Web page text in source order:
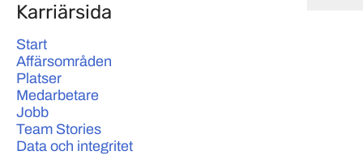
Karriärsida
Start
Affärsområden
Platser
Medarbetare
Jobb
Team Stories
Data och integritet